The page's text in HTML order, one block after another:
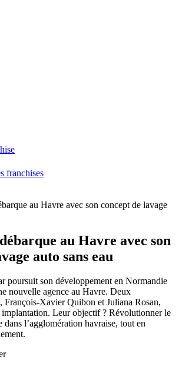
franchises
au Havre avec son concept de lavage
au Havre avec son
auto sans eau
poursuit son développement en Normandie
nouvelle agence au Havre. Deux
François-Xavier Quibon et Juliana Rosan,
implantation. Leur objectif ? Révolutionner le
dans l’agglomération havraise, tout en